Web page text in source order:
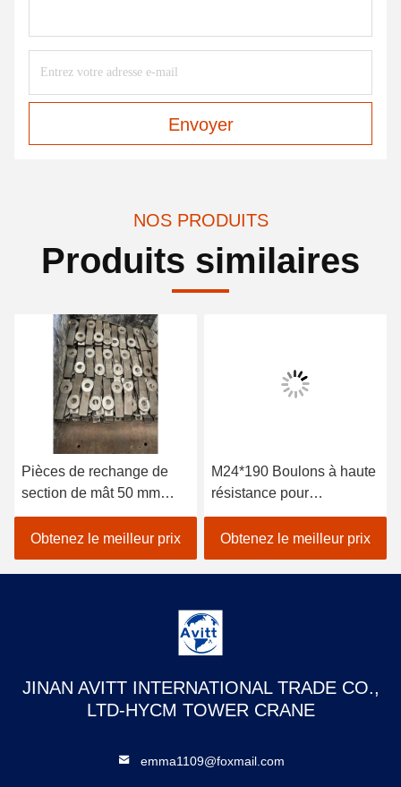
Envoyer
NOS PRODUITS
Produits similaires
Pièces de rechange de
section de mât 50 mm
Plaque de poisson pour
L46 Potain Tour Crane
Obtenez le meilleur prix
M24*190 Boulons à haute
résistance pour
raccordement de
roulement à tour
Obtenez le meilleur prix
JINAN AVITT INTERNATIONAL TRADE CO.,
LTD-HYCM TOWER CRANE
emma1109@foxmail.com